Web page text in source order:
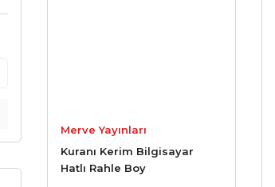
Merve Yayınları
Kuranı Kerim Bilgisayar
Hatlı Rahle Boy